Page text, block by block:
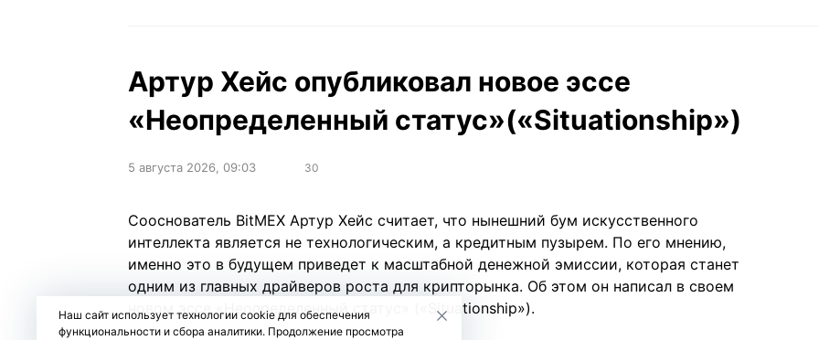
Артур Хейс опубликовал новое эссе
«Неопределенный статус»(«Situationship»)
5 августа 2026, 09:03 30
Сооснователь BitMEX Артур Хейс считает, что нынешний бум искусственного
интеллекта является не технологическим, а кредитным пузырем. По его мнению,
именно это в будущем приведет к масштабной денежной эмиссии, которая станет
одним из главных драйверов роста для крипторынка. Об этом он написал в своем
новомэссе«Неопределенный статус» («Situationship»).
Наш сайт использует технологии cookie для обеспечения
функциональности и сбора аналитики. Продолжение просмотра